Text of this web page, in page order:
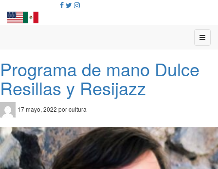
Programa de mano Dulce
Resillas y Resijazz
17 mayo, 2022 por cultura